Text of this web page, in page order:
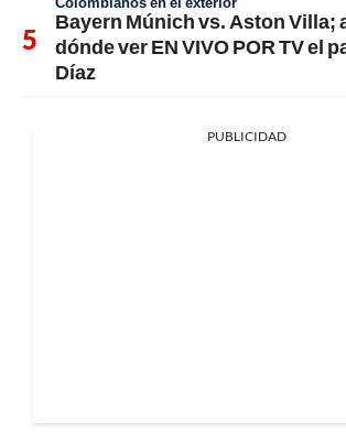
Bayern Múnich vs. Aston Villa;
dónde ver EN VIVO POR TV el
Díaz
PUBLICIDAD